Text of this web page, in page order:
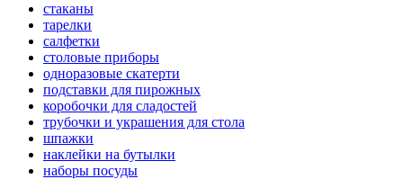
стаканы
тарелки
салфетки
столовые приборы
одноразовые скатерти
подставки для пирожных
коробочки для сладостей
трубочки и украшения для стола
шпажки
наклейки на бутылки
наборы посуды